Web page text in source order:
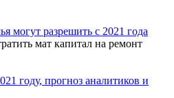
могут разрешить с 2021 года
мат капитал на ремонт
году, прогноз аналитиков и